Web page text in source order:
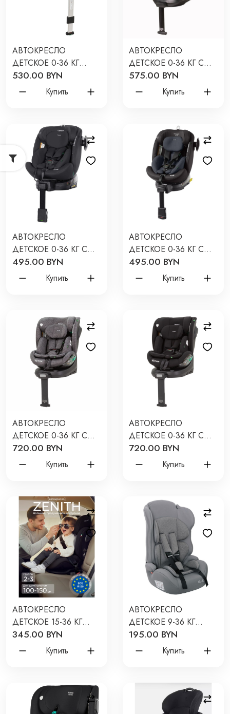
АВТОКРЕСЛО
ДЕТСКОЕ 0-36 КГ
PITUSO ROYS PRO I-
SIZE ЦВЕТ: BROWN/
КОРИЧНЕВЫЙ BW25-
530.00 BYN
Купить
АВТОКРЕСЛО
ДЕТСКОЕ 0-36 КГ С
ISOFIX 4BABY ENZO-
FIX ЦВЕТ: BLACK
575.00 BYN
Купить
АВТОКРЕСЛО
ДЕТСКОЕ 0-36 КГ С
ISOFIX CARRELLO
GENESIS + ЦВЕТ:
ABSOLUTE BLACK ST-7
495.00 BYN
Купить
АВТОКРЕСЛО
ДЕТСКОЕ 0-36 КГ С
ISOFIX CARRELLO
GENESIS + ЦВЕТ:
MAGNET GREY ST-7
495.00 BYN
Купить
АВТОКРЕСЛО
ДЕТСКОЕ 0-36 КГ С
ISOFIX CARRELLO
METEORIT ЦВЕТ:
MARBLE GREY K85
720.00 BYN
Купить
АВТОКРЕСЛО
ДЕТСКОЕ 0-36 КГ С
ISOFIX CARRELLO
METEORIT ЦВЕТ:
SPACE BLACK K85
720.00 BYN
Купить
АВТОКРЕСЛО
ДЕТСКОЕ 15-36 КГ
SWEET BABY ZENITH
O11 ЦВЕТ: BLACK
345.00 BYN
Купить
АВТОКРЕСЛО
ДЕТСКОЕ 9-36 КГ
BAMBOLA PRIMO
ЦВЕТ: СЕРЕБРО СОТЫ
195.00 BYN
Купить